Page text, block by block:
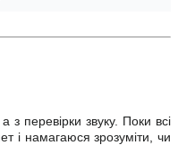
з перевірки звуку. Поки всі
і намагаюся зрозуміти, чи